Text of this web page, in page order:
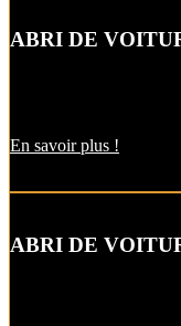
ABRI DE
En savoir plus !
ABRI DE